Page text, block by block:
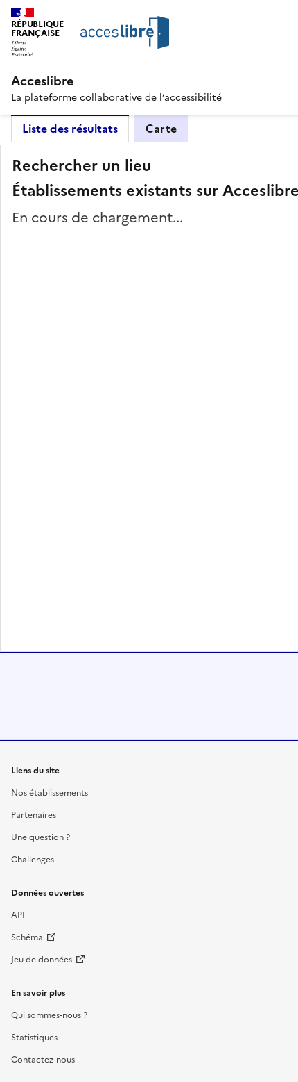
RÉPUBLIQUE
FRANÇAISE
Acceslibre
La plateforme collaborative de l’accessibilité
Liste des résultats Carte
Rechercher un lieu
Établissements existants sur Acceslibre
En cours de chargement...
Liens du site
Nos établissements
Partenaires
Une question ?
Challenges
Données ouvertes
API
Schéma
Jeu de données
En savoir plus
Qui sommes-nous ?
Statistiques
Contactez-nous